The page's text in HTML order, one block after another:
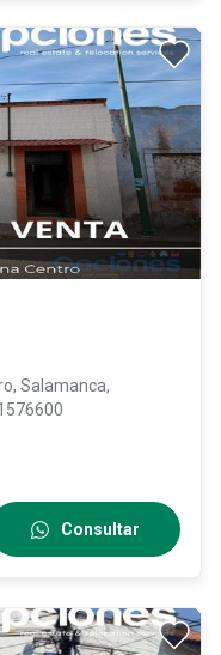
Salamanca,
Consultar